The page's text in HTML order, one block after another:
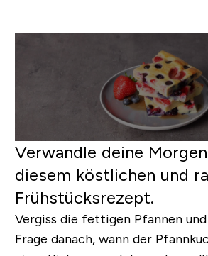
Verwandle deine
diesem köstlichen und
Frühstücksrezept.
Vergiss die fettigen Pfannen
Frage danach, wann der